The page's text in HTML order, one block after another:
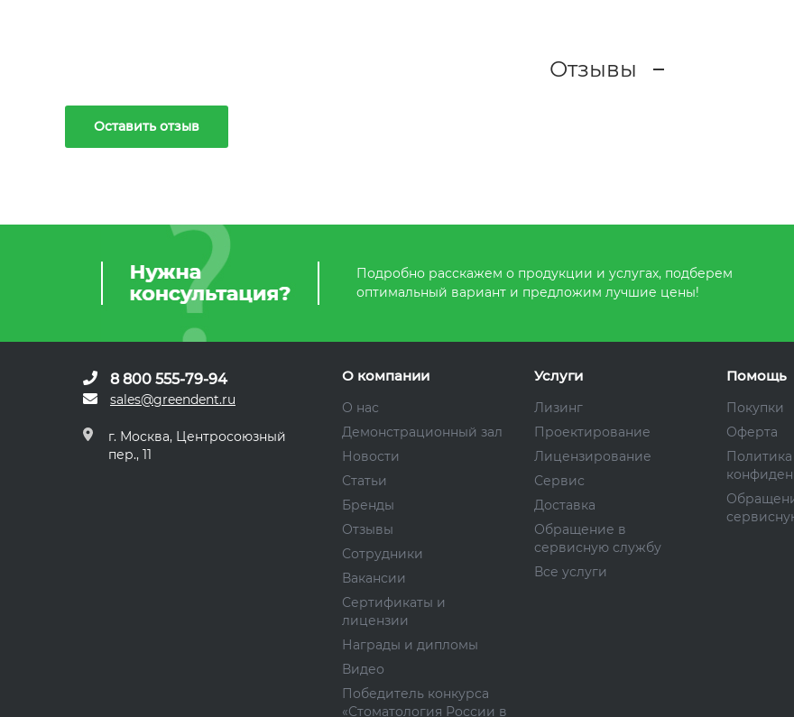
Отзывы
Оставить отзыв
Подробно расскажем о продукции и услугах, подберем
оптимальный вариант и предложим лучшие цены!
8 800 555-79-94
sales@greendent.ru
г. Москва, Центросоюзный
пер., 11
О компании
О нас
Демонстрационный зал
Новости
Статьи
Бренды
Отзывы
Сотрудники
Вакансии
Сертификаты и
лицензии
Награды и дипломы
Видео
Победитель конкурса
«Стоматология России в
Услуги
Лизинг
Проектирование
Лицензирование
Сервис
Доставка
Обращение в
сервисную службу
Все услуги
Помощь
Покупки
Оферта
Политика